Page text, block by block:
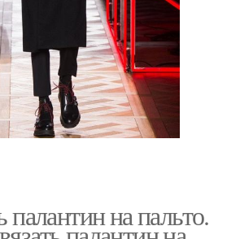
палантин на пальто.